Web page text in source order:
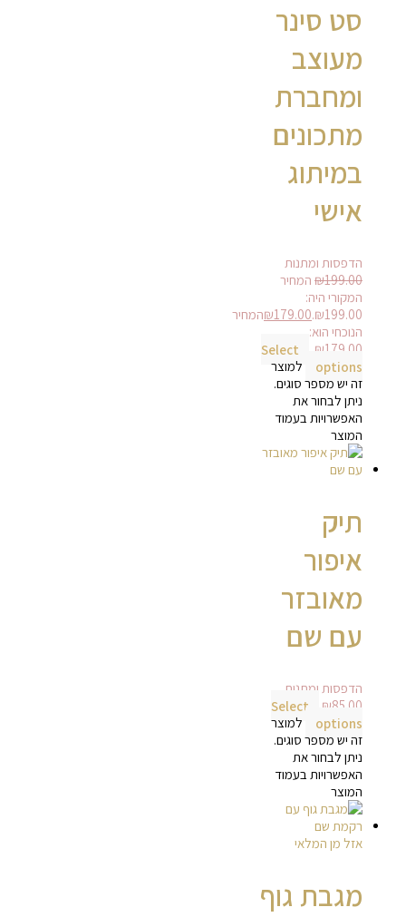
סט סינר
מעוצב
ומחברת
מתכונים
במיתוג
אישי
הדפסות ומתנות
₪199.00
המחיר
המקורי היה:
₪199.00.
₪179.00
המחיר
הנוכחי הוא:
₪179.00.
Select
options
למוצר
זה יש מספר סוגים.
ניתן לבחור את
האפשרויות בעמוד
המוצר
תיק
איפור
מאובזר
עם שם
הדפסות ומתנות
₪85.00
Select
options
למוצר
זה יש מספר סוגים.
ניתן לבחור את
האפשרויות בעמוד
המוצר
אזל מן המלאי
מגבת גוף